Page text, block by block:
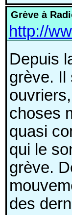
Grève à
http://
Depuis
grève. Il
choses
quasi
qui le
grève.
des